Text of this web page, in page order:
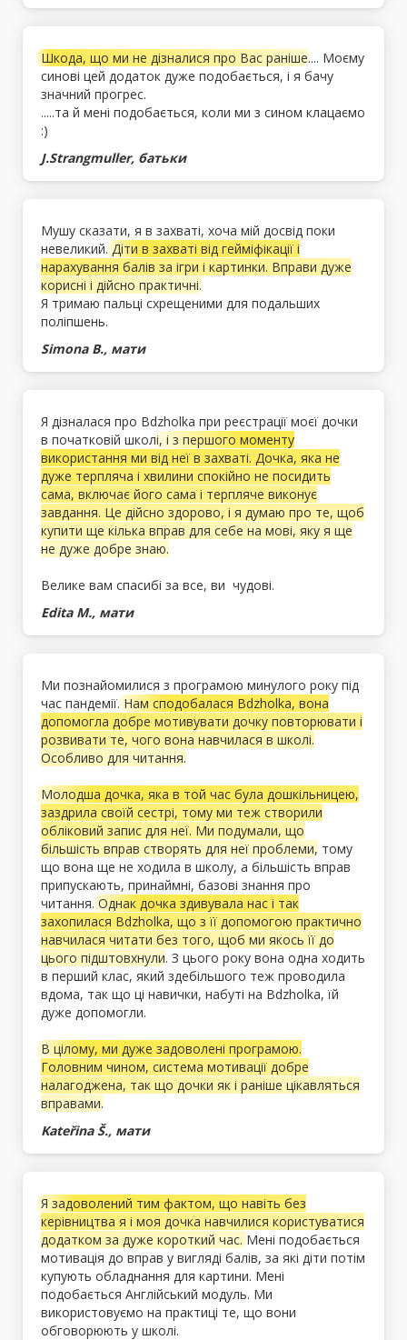
Шкода, що ми не дізналися про Вас раніше.... Моєму
синові цей додаток дуже подобається, і я бачу
значний прогрес.
.....та й мені подобається, коли ми з сином клацаємо
:)
J.Strangmuller, батьки
Мушу сказати, я в захваті, хоча мій досвід поки
невеликий.Діти в захваті від гейміфікації і
нарахування балів за ігри і картинки. Вправи дуже
корисні і дійсно практичні.
Я тримаю пальці схрещеними для подальших
поліпшень.
Simona B., мати
Я дізналася про Bdzholka при реєстрації моєї дочки
в початковій школі, і з першого моменту
використання ми від неї в захваті. Дочка, яка не
дуже терпляча і хвилини спокійно не посидить
сама, включає його сама і терпляче виконує
завдання. Це дійсно здорово, і я думаю про те, щоб
купити ще кілька вправ для себе на мові, яку я ще
не дуже добре знаю.
Велике вам спасибі за все, ви чудові.
Edita M., мати
Ми познайомилися з програмою минулого року під
час пандемії.Нам сподобалася Bdzholka, вона
допомогла добре мотивувати дочку повторювати і
розвивати те, чого вона навчилася в школі.
Особливо для читання.
Молодша дочка, яка в той час була дошкільницею,
заздрила своїй сестрі, тому ми теж створили
обліковий запис для неї. Ми подумали, що
більшість вправ створять для неї проблеми, тому
що вона ще не ходила в школу, а більшість вправ
припускають, принаймні, базові знання про
читання.Однак дочка здивувала нас і так
захопилася Bdzholka, що з її допомогою практично
навчилася читати без того, щоб ми якось її до
цього підштовхнули. З цього року вона одна ходить
в перший клас, який здебільшого теж проводила
вдома, так що ці навички, набуті на Bdzholka, їй
дуже допомогли.
В цілому, ми дуже задоволені програмою.
Головним чином, система мотивації добре
налагоджена, так що дочки як і раніше цікавляться
вправами.
Kateřina Š., мати
Я задоволений тим фактом, що навіть без
керівництва я і моя дочка навчилися користуватися
додатком за дуже короткий час.Мені подобається
мотивація до вправ у вигляді балів, за які діти потім
купують обладнання для картини. Мені
подобається Англійський модуль. Ми
використовуємо на практиці те, що вони
обговорюють у школі.